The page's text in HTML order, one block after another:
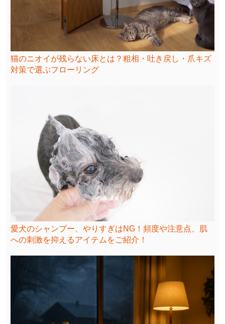
猫のニオイが残らない床とは？粗相・吐き戻し・爪キズ
対策で選ぶフローリング
愛犬のシャンプー、やりすぎはNG！頻度や注意点、肌
への刺激を抑えるアイテムをご紹介！